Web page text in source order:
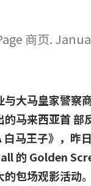
商页.
与大马皇家警察
的马来西亚首 部
白马王子》，昨
的 Golden
的包场观影活动